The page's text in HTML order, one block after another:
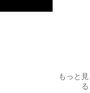
もっと見
る